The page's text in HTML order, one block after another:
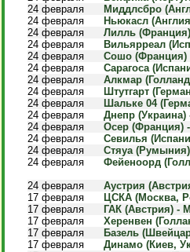
24 февраля
Миддлсбро
24 февраля
Ньюкасл
24 февраля
Лилль
24 февраля
Вильярреал
24 февраля
Сошо (Франция)
24 февраля
Сарагоса
24 февраля
Алкмар
24 февраля
Штутгарт
24 февраля
Шальке 04
24 февраля
Днепр (Украина)
24 февраля
Осер (Франция)
24 февраля
Севилья
24 февраля
Стяуа
24 февраля
Фейеноорд
24 февраля
Аустрия
17 февраля
ЦСКА (Москва,
17 февраля
ГАК (Австрия) -
17 февраля
Херенвен
17 февраля
Базель
17 февраля
Динамо (Киев,